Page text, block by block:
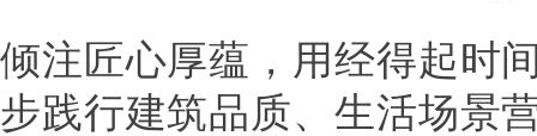
倾注匠心厚蕴，用经得起时
步践行建筑品质、生活场景